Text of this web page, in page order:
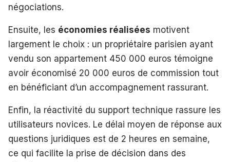
négociations.
Ensuite, les économies réalisées motivent
largement le choix : un propriétaire parisien ayant
vendu son appartement 450 000 euros témoigne
avoir économisé 20 000 euros de commission tout
en bénéficiant d’un accompagnement rassurant.
Enfin, la réactivité du support technique rassure les
utilisateurs novices. Le délai moyen de réponse aux
questions juridiques est de 2 heures en semaine,
ce qui facilite la prise de décision dans des